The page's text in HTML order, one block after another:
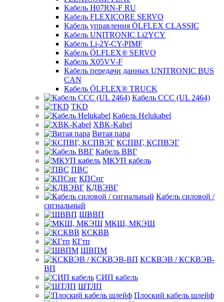
Кабель H07RN-F RU
Кабель FLEXICORE SERVO
Кабель управления ÖLFLEX CLASSIC
Кабель UNITRONIC Li2YCY
Кабель Li-2Y-CY-PIMF
Кабель ÖLFLEX® SERVO
Кабель X05VV-F
Кабель передачи данных UNITRONIC BUS
CAN
Кабель ÖLFLEX® TRUCK
Кабель CCC (UL 2464)
TKD
Кабель Helukabel
XBK-Kabel
Витая пара
КСПВГ, КСПВЭГ
Кабель ВВГ
МКУП кабель
ПВС
КПСнг
КДВЭВГ
Кабель силовой /
сигнальный
ШВВП
МКШ, МКЭШ
КСКВВ
КГтп
ШВПМ
КСКВЭВ / КСКВЭВ-
ВП
СИП кабель
ШТЛП
Плоский кабель шлейф